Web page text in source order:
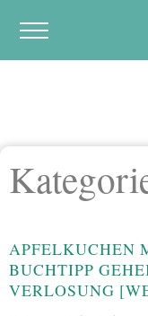
APFELKUCHEN
BUCHTIPP
VERLOSUNG